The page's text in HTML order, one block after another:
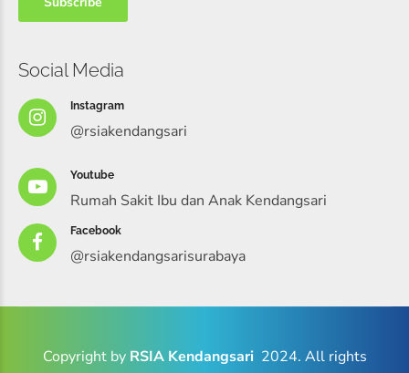
Social Media
Instagram
@rsiakendangsari
Youtube
Rumah Sakit Ibu dan Anak Kendangsari
Facebook
@rsiakendangsarisurabaya
Copyright by RSIA Kendangsari 2024. All rights